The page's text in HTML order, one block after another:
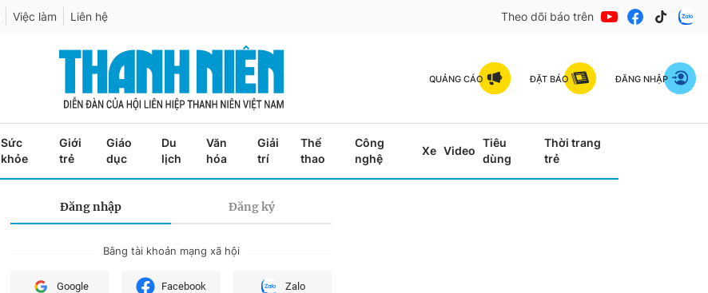
Việc làm Liên hệ Theo dõi báo trên
QUẢNG CÁO ĐẶT BÁO ĐĂNG NHẬP
Sức
khỏe
Giới
trẻ
Giáo
dục
Du
lịch
Văn
hóa
Giải
trí
Thể
thao
Công
nghệ
Xe Video
Tiêu
dùng
Thời trang
trẻ
Đăng nhập Đăng ký
Bằng tài khoản mạng xã hội
Google Facebook Zalo